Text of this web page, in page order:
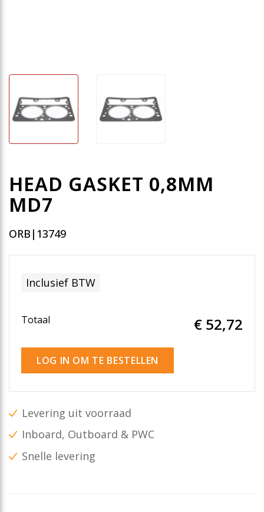
HEAD GASKET 0,8MM
MD7
ORB|13749
Inclusief BTW
Totaal € 52,72
LOG IN OM TE BESTELLEN
Levering uit voorraad
Inboard, Outboard & PWC
Snelle levering